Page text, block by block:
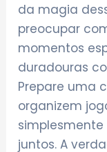
da magia
preocupar
momentos
duradouras
Prepare uma
organizem
juntos. A